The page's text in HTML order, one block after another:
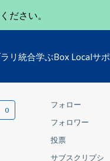
ださい。
リ 統合学ぶBox Localサ
フォロー
フォロワー
投票
サブスクリプシ